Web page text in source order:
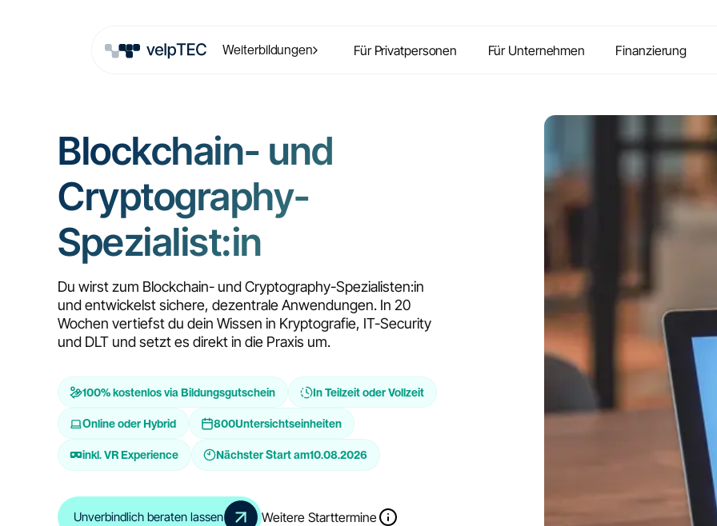
Weiterbildungen Für Privatpersonen Für Unternehmen Finanzierung
Blockchain- und
Cryptography-
Spezialist:in
Du wirst zum Blockchain- und Cryptography-Spezialisten:in
und entwickelst sichere, dezentrale Anwendungen. In 20
Wochen vertiefst du dein Wissen in Kryptografie, IT-Security
und DLT und setzt es direkt in die Praxis um.
100% kostenlos via Bildungsgutschein In Teilzeit oder Vollzeit
Online oder Hybrid 800Untersichtseinheiten
inkl. VR Experience Nächster Start am10.08.2026
Unverbindlich beraten lassen Weitere Starttermine